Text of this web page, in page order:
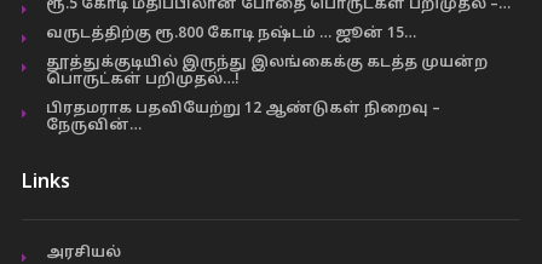
ரூ.5 கோடி மதிப்பிலான போதை பொருட்கள் பறிமுதல் –…
வருடத்திற்கு ரூ.800 கோடி நஷ்டம் … ஜூன் 15…
தூத்துக்குடியில் இருந்து இலங்கைக்கு கடத்த முயன்ற
பொருட்கள் பறிமுதல்…!
பிரதமராக பதவியேற்று 12 ஆண்டுகள் நிறைவு –
நேருவின்…
Links
அரசியல்